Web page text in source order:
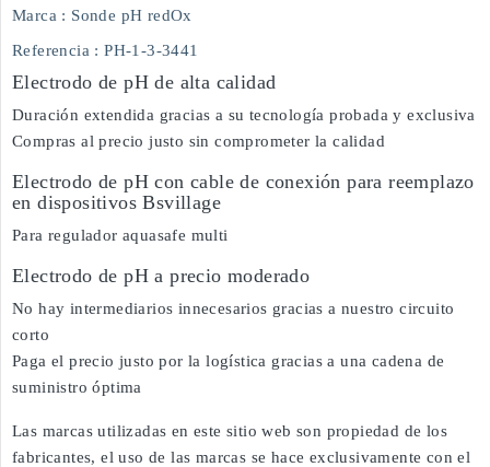
Marca : Sonde pH redOx
Referencia : PH-1-3-3441
Electrodo de pH de alta calidad
Duración extendida gracias a su tecnología probada y exclusiva
Compras al precio justo sin comprometer la calidad
Electrodo de pH con cable de conexión para reemplazo
en dispositivos Bsvillage
Para regulador aquasafe multi
Electrodo de pH a precio moderado
No hay intermediarios innecesarios gracias a nuestro circuito
corto
Paga el precio justo por la logística gracias a una cadena de
suministro óptima
Las marcas utilizadas en este sitio web son propiedad de los
fabricantes, el uso de las marcas se hace exclusivamente con el